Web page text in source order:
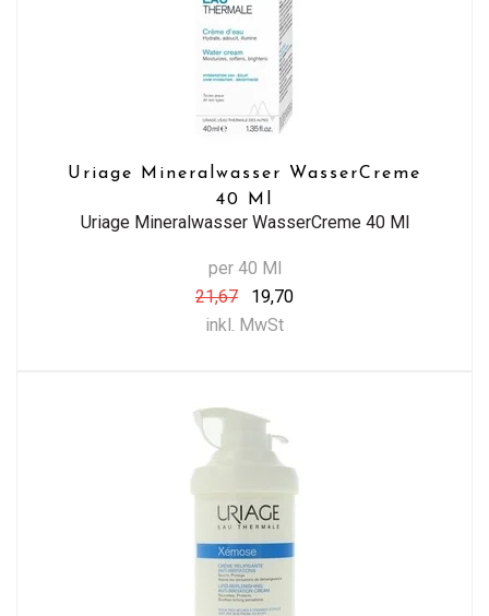
Uriage Mineralwasser WasserCreme
40 Ml
Uriage Mineralwasser WasserCreme 40 Ml
per 40 Ml
21,67
19,70
inkl. MwSt